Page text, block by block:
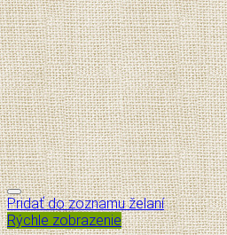
Pridať do zoznamu želaní
Rýchle zobrazenie